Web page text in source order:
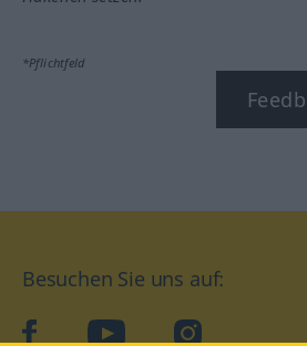
*Pflichtfeld
Besuchen Sie uns auf:
facebookYouTube Instagram